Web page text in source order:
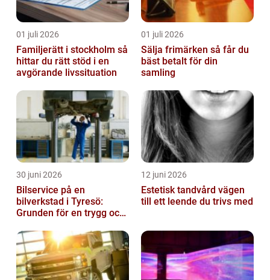
01 juli 2026
Familjerätt i stockholm så
hittar du rätt stöd i en
avgörande livssituation
01 juli 2026
Sälja frimärken så får du
bäst betalt för din
samling
30 juni 2026
Bilservice på en
bilverkstad i Tyresö:
Grunden för en trygg och
12 juni 2026
Estetisk tandvård vägen
till ett leende du trivs med